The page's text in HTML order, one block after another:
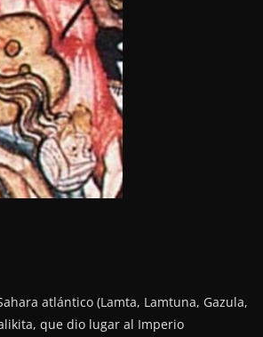
atlántico (Lamta, Lamtuna, Gazula,
que dio lugar al Imperio